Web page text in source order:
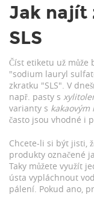
Jak najít
SLS
Číst etiketu už
"sodium lauryl
zkratku "SLS". V
např. pasty s
varianty s kakaovým
často jsou vhodné i
Chcete-li si být jisti,
produkty označené
Taky můžete využít
ústa vypláchnout
pálení. Pokud ano,